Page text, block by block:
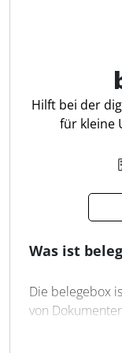
und unterstützt
Workflow
Aufgaben
Integration
Dynamische
Hilft bei der
für kleine
Was ist
Die belegebox
von